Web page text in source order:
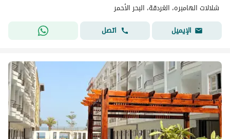
شلالات الهامبره، الغردقة، البحر الأحمر
الإيميل
اتصل